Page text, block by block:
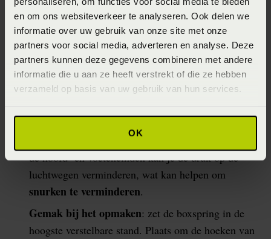
en om ons websiteverkeer te analyseren. Ook delen we
informatie over uw gebruik van onze site met onze
partners voor social media, adverteren en analyse. Deze
partners kunnen deze gegevens combineren met andere
informatie die u aan ze heeft verstrekt of die ze hebben
verzameld op basis van uw gebruik van hun services.
OK
natuurlijke houding houden, waardoorrugpijn kan
worden verminderd.
Verbetering van de bloedcirculatie: Door de
verstelbare hoofd- en voeteneinden kan je jouw
benen in een hoger gelegen positie plaatsen,
verbeterd.
Vermindering van snurken: Door verstellingen van
de hoofd- en voeteneinden kan je de druk op de
luchtwegen verminderen, wat kan helpen om
snurken te verminderen.
Gemak bij het opmaken: zet de boxspring in de
hoogste verstelbare stand. Plaats om de hoeken van